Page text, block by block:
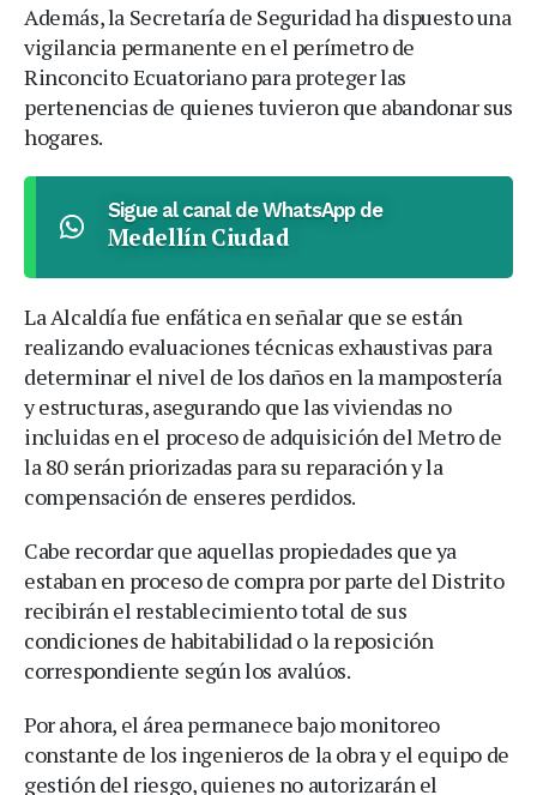
Además, la Secretaría de Seguridad ha dispuesto una
vigilancia permanente en el perímetro de
Rinconcito Ecuatoriano para proteger las
pertenencias de quienes tuvieron que abandonar sus
hogares.
Sigue al canal de WhatsApp de
Medellín Ciudad
La Alcaldía fue enfática en señalar que se están
realizando evaluaciones técnicas exhaustivas para
determinar el nivel de los daños en la mampostería
y estructuras, asegurando que las viviendas no
incluidas en el proceso de adquisición del Metro de
la 80 serán priorizadas para su reparación y la
compensación de enseres perdidos.
Cabe recordar que aquellas propiedades que ya
estaban en proceso de compra por parte del Distrito
recibirán el restablecimiento total de sus
condiciones de habitabilidad o la reposición
correspondiente según los avalúos.
Por ahora, el área permanece bajo monitoreo
constante de los ingenieros de la obra y el equipo de
gestión del riesgo, quienes no autorizarán el